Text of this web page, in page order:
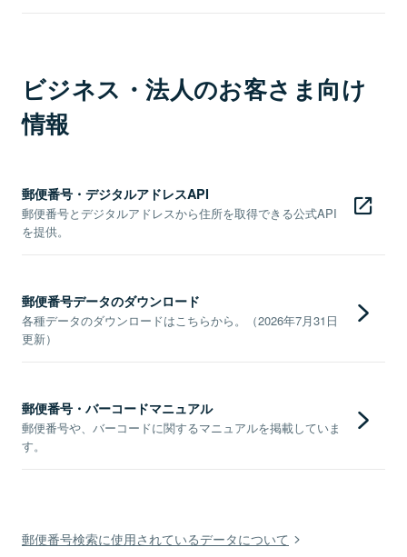
ビジネス・法人のお客さま向け
情報
郵便番号・デジタルアドレスAPI
郵便番号とデジタルアドレスから住所を取得できる公式API
を提供。
郵便番号データのダウンロード
各種データのダウンロードはこちらから。（2026年7月31日
更新）
郵便番号・バーコードマニュアル
郵便番号や、バーコードに関するマニュアルを掲載していま
す。
郵便番号検索に使用されているデータについて